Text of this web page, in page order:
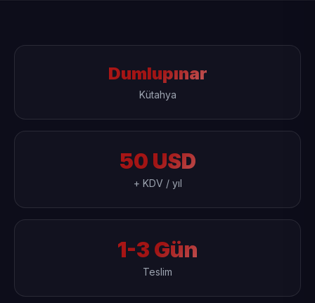
Dumlupınar
Kütahya
50 USD
+ KDV / yıl
1-3 Gün
Teslim